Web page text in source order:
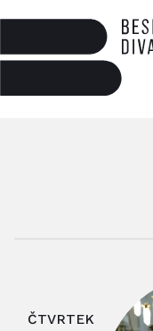
ČTVRTEK